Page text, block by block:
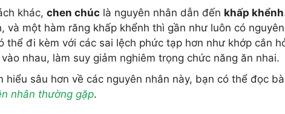
khác, chen chúc là nguyên nhân dẫn đến khấp khểnh
và một hàm răng khấp khểnh thì gần như luôn có
thể đi kèm với các sai lệch phức tạp hơn như khớp cắn
nhau, làm suy giảm nghiêm trọng chức năng ăn nhai.
hiểu sâu hơn về các nguyên nhân này, bạn có thể đọc
nhân thường gặp.